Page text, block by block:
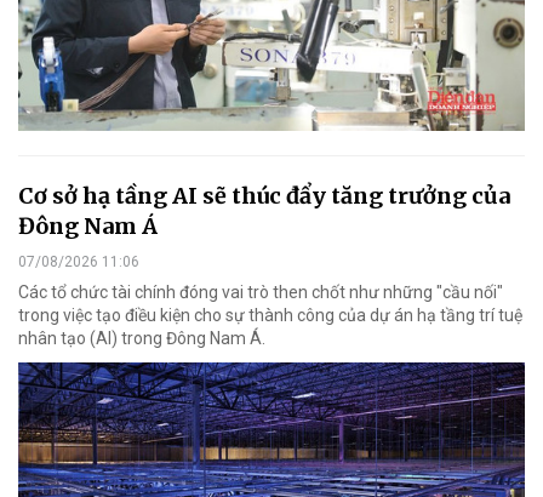
Cơ sở hạ tầng AI sẽ thúc đẩy tăng trưởng của
Đông Nam Á
07/08/2026 11:06
Các tổ chức tài chính đóng vai trò then chốt như những "cầu nối"
trong việc tạo điều kiện cho sự thành công của dự án hạ tầng trí tuệ
nhân tạo (AI) trong Đông Nam Á.